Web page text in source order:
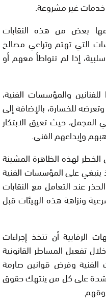
خدمات غير مشروعة.
بعض من هذه النقابات
التي تهتم وتراعي مصالح
إذا لم تتواطأ معهم أو
والمؤسسات الفنية،
للخسارة، بالإضافة إلى
المجمل، حيث تعيق الابتكار
وإبداعهم الفني.
لهذه الظاهرة المشينة
ينبغي على المؤسسات الفنية
عند التعامل مع النقابات
ونزاهة هذه الهيئات قبل
الرقابية أن تتخذ إجراءات
تفعيل المساطر القانونية
الفنية وفرض قوانين صارمة
على كل من ينتهك حقوق